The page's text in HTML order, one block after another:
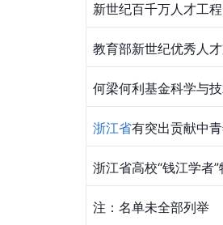
新世纪百千万人才工
教育部新世纪优秀人
何梁何利基金科学与
浙江省有突出贡献中
浙江省高校“钱江学者
注：名单未全部列举